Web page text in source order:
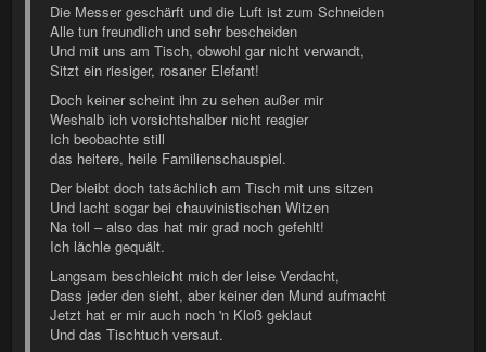
Die Messer geschärft und die Luft ist zum Schneiden
Alle tun freundlich und sehr bescheiden
Und mit uns am Tisch, obwohl gar nicht verwandt,
Sitzt ein riesiger, rosaner Elefant!
Doch keiner scheint ihn zu sehen außer mir
Weshalb ich vorsichtshalber nicht reagier
Ich beobachte still
das heitere, heile Familienschauspiel.
Der bleibt doch tatsächlich am Tisch mit uns sitzen
Und lacht sogar bei chauvinistischen Witzen
Na toll – also das hat mir grad noch gefehlt!
Ich lächle gequält.
Langsam beschleicht mich der leise Verdacht,
Dass jeder den sieht, aber keiner den Mund aufmacht
Jetzt hat er mir auch noch 'n Kloß geklaut
Und das Tischtuch versaut.